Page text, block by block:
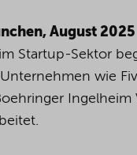
August 2025
Startup-Sektor
wie